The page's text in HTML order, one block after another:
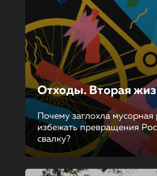
Отходы. Вторая
Почему заглохла
избежать превращения
свалку?